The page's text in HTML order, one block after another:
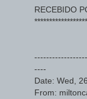
RECEBIDO
----
Date: Wed,
From: